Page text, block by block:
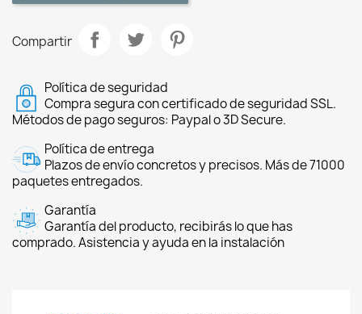
Compartir
Política de seguridad
Compra segura con certificado de seguridad SSL.
Métodos de pago seguros: Paypal o 3D Secure.
Política de entrega
Plazos de envío concretos y precisos. Más de 71000
paquetes entregados.
Garantía
Garantía del producto, recibirás lo que has
comprado. Asistencia y ayuda en la instalación